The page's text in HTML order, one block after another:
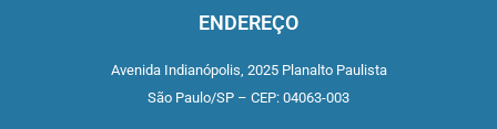
ENDEREÇO
Avenida Indianópolis, 2025 Planalto Paulista
São Paulo/SP – CEP: 04063-003